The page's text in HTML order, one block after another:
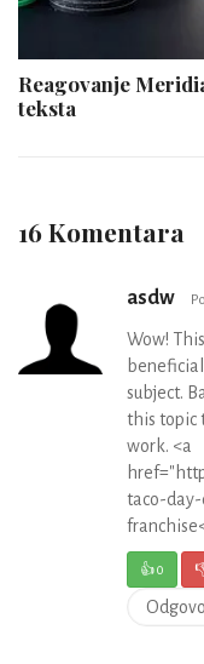
Reagovanje
teksta
16 Komentara
asdw
Wow!
subject.
this topic
work. <a
taco-
👍0